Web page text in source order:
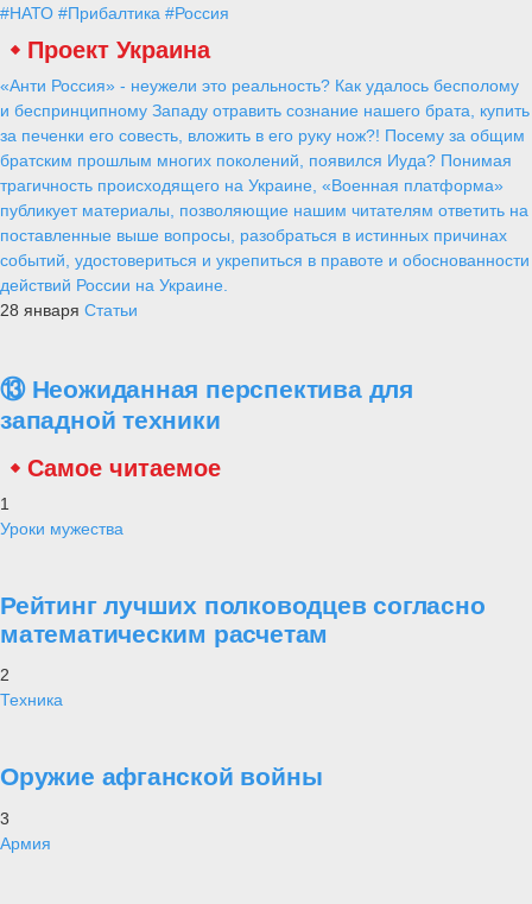
#НАТО #Прибалтика #Россия
Проект Украина
«Анти Россия» - неужели это реальность? Как удалось бесполому
и беспринципному Западу отравить сознание нашего брата, купить
за печенки его совесть, вложить в его руку нож?! Посему за общим
братским прошлым многих поколений, появился Иуда? Понимая
трагичность происходящего на Украине, «Военная платформа»
публикует материалы, позволяющие нашим читателям ответить на
поставленные выше вопросы, разобраться в истинных причинах
событий, удостовериться и укрепиться в правоте и обоснованности
действий России на Украине.
28 января Статьи
⑬ Неожиданная перспектива для
западной техники
Самое читаемое
1
Уроки мужества
Рейтинг лучших полководцев согласно
математическим расчетам
2
Техника
Оружие афганской войны
3
Армия